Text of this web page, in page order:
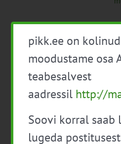
Detailid
Algus:
pikk.ee on
moodustame osa
teabesalvest
aadressil http://
Soovi korral saab
lugeda postitusest